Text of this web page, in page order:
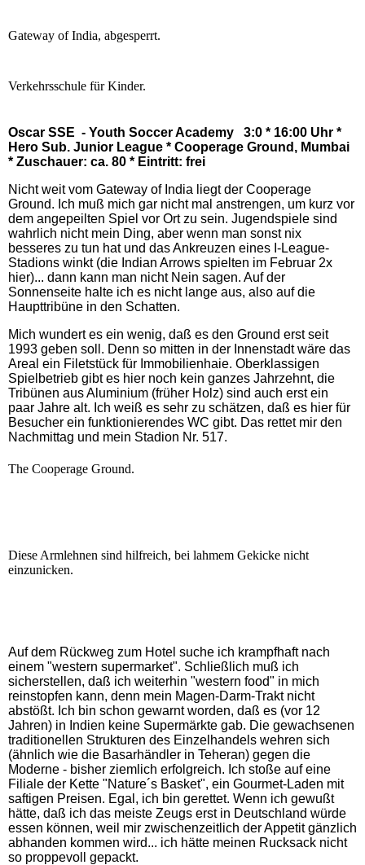
Gateway of India, abgesperrt.
Verkehrsschule für Kinder.
Oscar SSE - Youth Soccer Academy 3:0 * 16:00 Uhr *
Hero Sub. Junior League * Cooperage Ground, Mumbai
* Zuschauer: ca. 80 * Eintritt: frei
Nicht weit vom Gateway of India liegt der Cooperage
Ground. Ich muß mich gar nicht mal anstrengen, um kurz vor
dem angepeilten Spiel vor Ort zu sein. Jugendspiele sind
wahrlich nicht mein Ding, aber wenn man sonst nix
besseres zu tun hat und das Ankreuzen eines I-League-
Stadions winkt (die Indian Arrows spielten im Februar 2x
hier)... dann kann man nicht Nein sagen. Auf der
Sonnenseite halte ich es nicht lange aus, also auf die
Haupttribüne in den Schatten.
Mich wundert es ein wenig, daß es den Ground erst seit
1993 geben soll. Denn so mitten in der Innenstadt wäre das
Areal ein Filetstück für Immobilienhaie. Oberklassigen
Spielbetrieb gibt es hier noch kein ganzes Jahrzehnt, die
Tribünen aus Aluminium (früher Holz) sind auch erst ein
paar Jahre alt. Ich weiß es sehr zu schätzen, daß es hier für
Besucher ein funktionierendes WC gibt. Das rettet mir den
Nachmittag und mein Stadion Nr. 517.
The Cooperage Ground.
Diese Armlehnen sind hilfreich, bei lahmem Gekicke nicht
einzunicken.
Auf dem Rückweg zum Hotel suche ich krampfhaft nach
einem "western supermarket". Schließlich muß ich
sicherstellen, daß ich weiterhin "western food" in mich
reinstopfen kann, denn mein Magen-Darm-Trakt nicht
abstößt. Ich bin schon gewarnt worden, daß es (vor 12
Jahren) in Indien keine Supermärkte gab. Die gewachsenen
traditionellen Strukturen des Einzelhandels wehren sich
(ähnlich wie die Basarhändler in Teheran) gegen die
Moderne - bisher ziemlich erfolgreich. Ich stoße auf eine
Filiale der Kette "Nature´s Basket", ein Gourmet-Laden mit
saftigen Preisen. Egal, ich bin gerettet. Wenn ich gewußt
hätte, daß ich das meiste Zeugs erst in Deutschland würde
essen können, weil mir zwischenzeitlich der Appetit gänzlich
abhanden kommen wird... ich hätte meinen Rucksack nicht
so proppevoll gepackt.